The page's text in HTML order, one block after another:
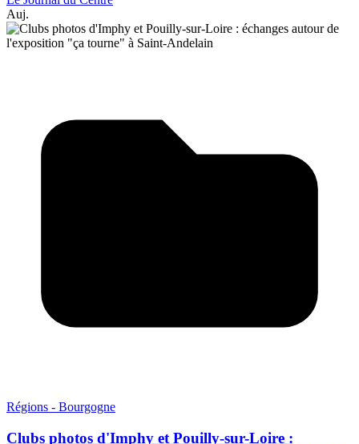
Auj.
Régions - Bourgogne
Clubs photos d'Imphy et Pouilly-sur-Loire :